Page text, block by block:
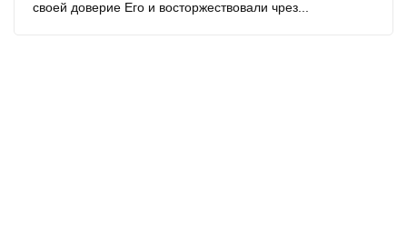
своей доверие Его и восторжествовали чрез...